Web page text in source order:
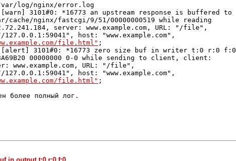
log/nginx/error.log
3101#0: *16773 an upstream response is buffered to
nginx/fastcgi/9/51/00000000519 while reading
server: www.example.com, URL: "/file",
host: "www.example.com",
file.html" ;
[alert] 3101#0: *16773 zero size buf in writer t:0 r:0 f:0
08A69B20 00000000 0-0 while sending to client, client:
www.example.com, URL: "/file",
host: "www.example.com",
file.html"
более полный лог.